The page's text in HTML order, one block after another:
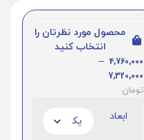
محصول مورد نظرتان را
انتخاب کنید
4,760,000
–
7,320,000
تومان
ابعاد